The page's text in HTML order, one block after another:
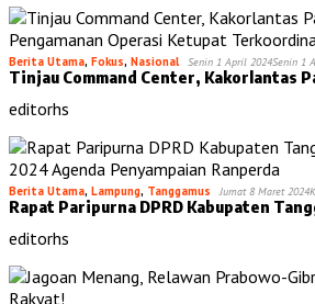
Berita Utama, Fokus, Nasional Senin 1 April 2024Senin 1
Tinjau Command Center, Kakorlantas
editorhs
Berita Utama, Lampung, Tanggamus Jumat 8 Maret 2024
Rapat Paripurna DPRD Kabupaten
editorhs